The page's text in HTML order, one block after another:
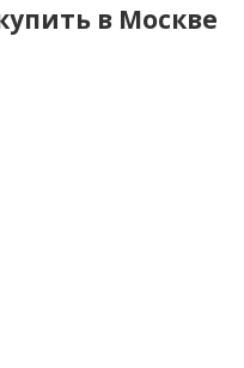
в Москве